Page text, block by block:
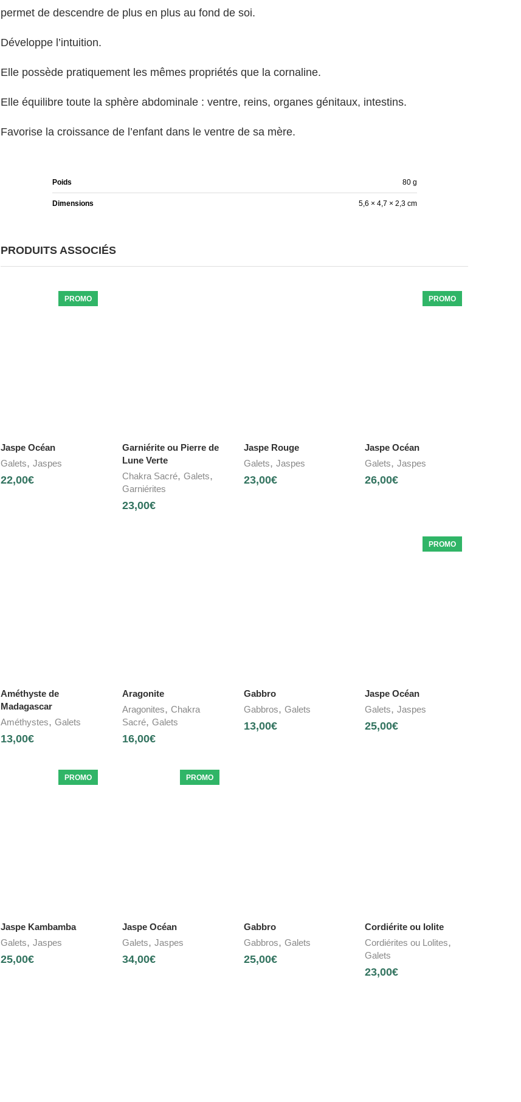
permet de descendre de plus en plus au fond de soi.
Développe l’intuition.
Elle possède pratiquement les mêmes propriétés que la cornaline.
Elle équilibre toute la sphère abdominale : ventre, reins, organes génitaux, intestins.
Favorise la croissance de l’enfant dans le ventre de sa mère.
Poids 80 g
Dimensions 5,6 × 4,7 × 2,3 cm
PRODUITS ASSOCIÉS
PROMO
Jaspe Océan
Galets, Jaspes
22,00€
Garniérite ou Pierre de
Lune Verte
Chakra Sacré, Galets,
Garniérites
23,00€
Jaspe Rouge
Galets, Jaspes
23,00€
PROMO
Jaspe Océan
Galets,Jaspes
26,00€
Améthyste de
Madagascar
Améthystes, Galets
13,00€
Aragonite
Aragonites, Chakra
Sacré, Galets
16,00€
Gabbro
Gabbros, Galets
13,00€
PROMO
Jaspe Océan
Galets,Jaspes
25,00€
PROMO
Jaspe Kambamba
Galets, Jaspes
25,00€
PROMO
Jaspe Océan
Galets, Jaspes
34,00€
Gabbro
Gabbros, Galets
25,00€
Cordiérite ou Iolite
Cordiérites ou Lolites,
Galets
23,00€